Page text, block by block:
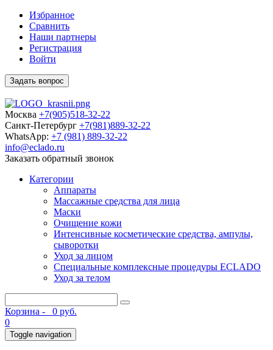
Избранное
Сравнить
Наши партнеры
Регистрация
Войти
Задать вопрос
Москва +7(905)518-32-22
Санкт-Петербург +7(981)889-32-22
WhatsApp: +7 (981) 889-32-22
info@eclado.ru
Заказать обратный звонок
Категории
Аппараты
Массажные средства для лица
Маски
Очищение кожи
Интенсивные косметические средства, ампулы,
сыворотки
Уход за лицом
Специальные комплексные процедуры ECLADO
Уход за телом
Корзина -
0 руб.
0
Toggle navigation